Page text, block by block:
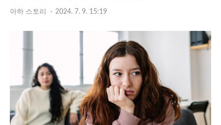
아하 스토리 2024. 7. 9. 15:19